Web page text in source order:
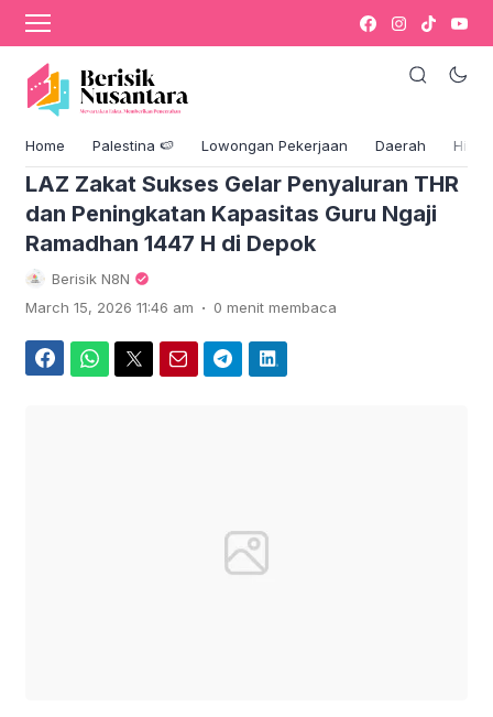
Home Palestina 🍉 Lowongan Pekerjaan Daerah
Komentar › Blog & Berita
LAZ Zakat Sukses Gelar Penyaluran THR
dan Peningkatan Kapasitas Guru Ngaji
Ramadhan 1447 H di Depok
Berisik N8N
March 15, 2026 11:46 am . 0 menit membaca